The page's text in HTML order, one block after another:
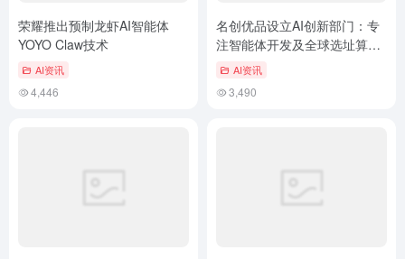
荣耀推出预制龙虾AI智能体
YOYO Claw技术
AI资讯
4,446
名创优品设立AI创新部门：专
注智能体开发及全球选址算法
升级AI资讯
3,490